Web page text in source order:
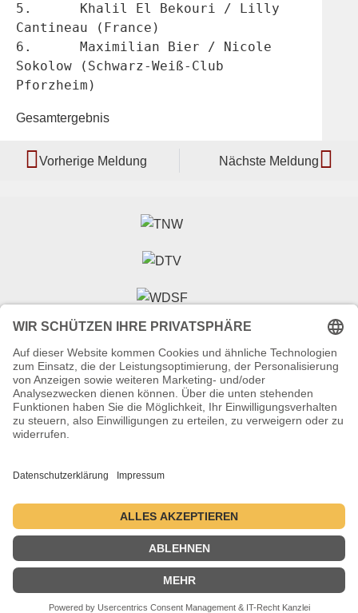
5.	Khalil El Bekouri / Lilly
Cantineau (France)
6.	Maximilian Bier / Nicole
Sokolow (Schwarz-Weiß-Club
Pforzheim)
Gesamtergebnis
Vorherige Meldung Nächste Meldung
Tanzsportverband Nordrhein-Westfalen e.V.
Veranstaltungsort:
Historische Stadthalle Wuppertal
Johannisberg 40
Termine:
2.–5. Juli 2026 ・ 1.–4. Juli 2027 ・ 6.–9. Juli 2028
© 2004-2026 - danceComp
Datenschutzerklärung